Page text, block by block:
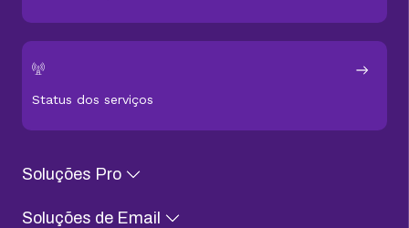
Status dos serviços
Soluções Pro
Soluções de Email